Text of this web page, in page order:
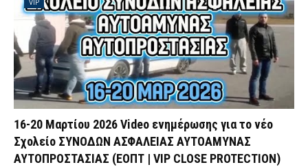
VIP
16-20 Μαρτίου 2026 Video ενημέρωσης για το νέο
Σχολείο ΣΥΝΟΔΩΝ ΑΣΦΑΛΕΙΑΣ ΑΥΤΟΑΜΥΝΑΣ
ΑΥΤΟΠΡΟΣΤΑΣΙΑΣ (ΕΟΠΤ | VIP CLOSE PROTECTION)